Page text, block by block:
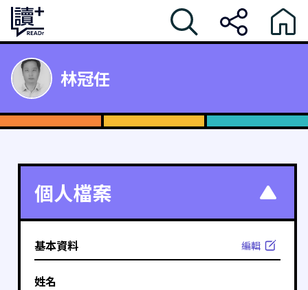
林冠任
個人檔案
基本資料 編輯
姓名